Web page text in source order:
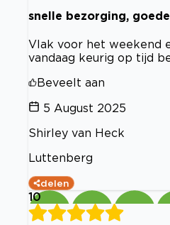
snelle bezorging,
Vlak voor het weekend
vandaag keurig op tijd
Beveelt aan
5 August 2025
Shirley van Heck
Luttenberg
delen
10